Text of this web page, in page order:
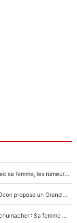
F1 : Charles Leclerc surpris par les paparazzis avec sa femme, les rumeurs étaient vraies !
Comme pour le final du Tour de France, Esteban Ocon propose un Grand Prix de Formule 1 à Paris : «Autour de l’Arc de Triomphe, ce serait génial» !
Nouvelle rumeur autour de la santé de Michael Schumacher : Sa femme Corinna sort du silence